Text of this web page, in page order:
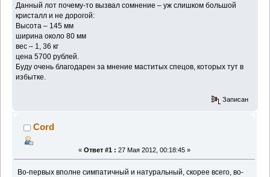
Данный лот почему-то вызвал сомнение – уж слишком большой
кристалл и не дорогой:
Высота – 145 мм
ширина около 80 мм
вес – 1, 36 кг
цена 5700 рублей.
Буду очень благодарен за мнение маститых спецов, которых тут в
избытке.
Записан
Cord
« Ответ #1 : 27 Мая 2012, 00:18:45 »
Во-первых вполне симпатичный и натуральный, скорее всего, во-